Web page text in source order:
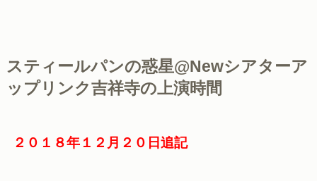
スティールパンの惑星@Newシアターア
ップリンク吉祥寺の上演時間
２０１８年１２月２０日追記